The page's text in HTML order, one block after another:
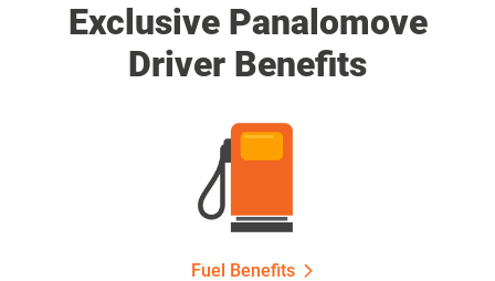
Exclusive Panalomove
Driver Benefits
Fuel Benefits